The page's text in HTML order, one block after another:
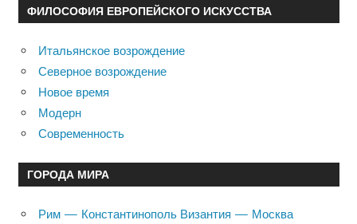
ФИЛОСОФИЯ ЕВРОПЕЙСКОГО ИСКУССТВА
Итальянское возрождение
Северное возрождение
Новое время
Модерн
Современность
ГОРОДА МИРА
Рим — Константинополь Византия — Москва